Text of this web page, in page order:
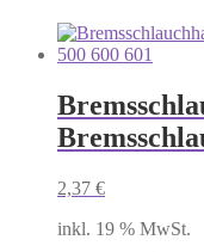
2,37 €
inkl. 19 % MwSt.